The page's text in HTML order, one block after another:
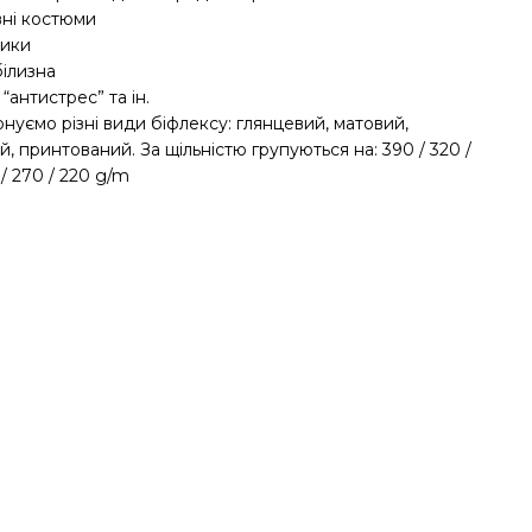
костюми
та ін.
різні види біфлексу: глянцевий, матовий,
принтований. За щільністю групуються на: 390 / 320 /
270 / 220 g/m